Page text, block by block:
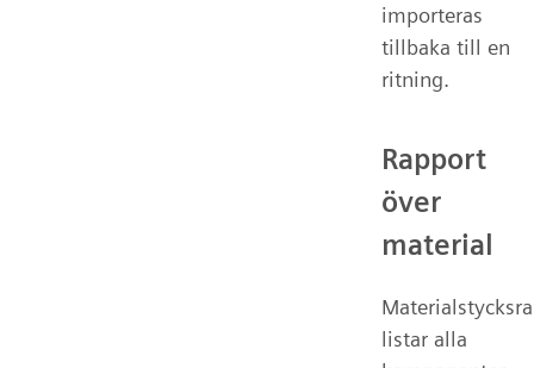
importeras
tillbaka till en
ritning.
Rapport
över
material
listar alla